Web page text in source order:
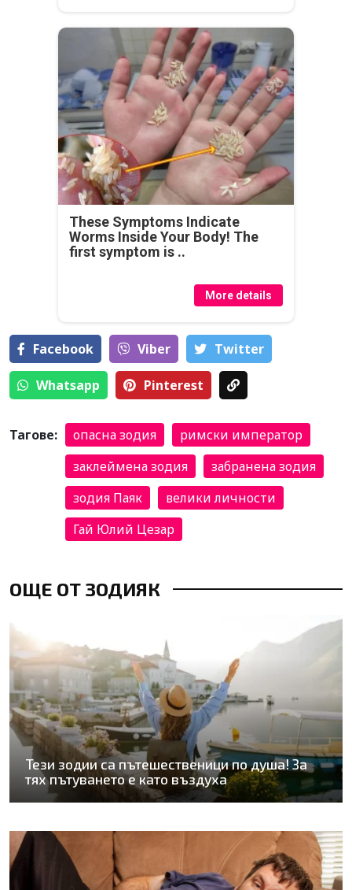
These Symptoms Indicate
Worms Inside Your Body! The
first symptom is ..
More details
Facebook Viber Тwitter
Whatsapp Pinterest
Тагове: опасна зодия
римски император
заклеймена зодия
забранена зодия
зодия Паяк
велики личности
Гай Юлий Цезар
ОЩЕ ОТ ЗОДИЯК
Тези зодии са пътешественици по душа! За
тях пътуването е като въздуха